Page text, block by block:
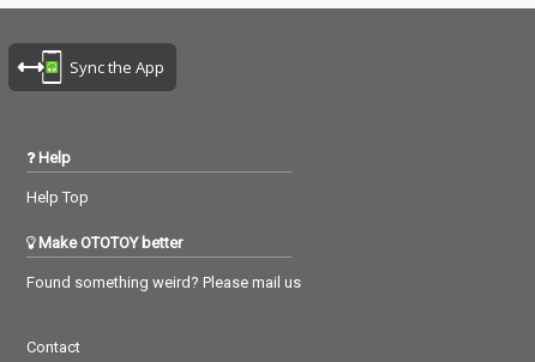
Sync the App
Help
Help Top
Make OTOTOY better
Found something weird? Please mail us
Contact